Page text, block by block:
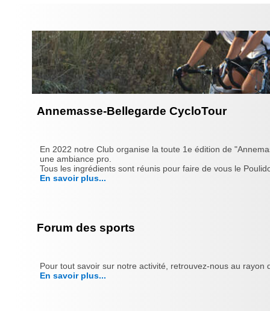
Annemasse-Bellegarde CycloTour
En 2022 notre Club organise la toute 1e édition de
une ambiance pro.
Tous les ingrédients sont réunis pour faire de vous le
En savoir plus...
Forum des sports
Pour tout savoir sur notre activité, retrouvez-nous au
En savoir plus...